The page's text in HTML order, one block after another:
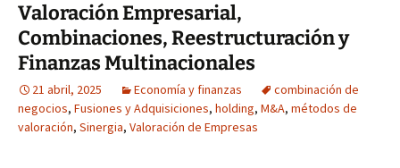
Valoración Empresarial,
Combinaciones, Reestructuración y
Finanzas Multinacionales
21 abril, 2025 Economía y finanzas
combinación de
negocios, Fusiones y Adquisiciones, holding, M&A, métodos de
valoración, Sinergia, Valoración de Empresas